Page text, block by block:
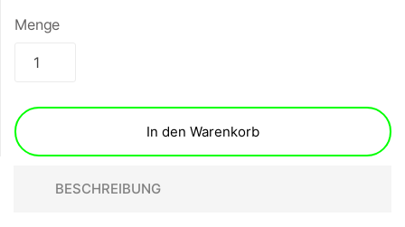
Menge
In den Warenkorb
BESCHREIBUNG